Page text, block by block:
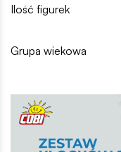
Ilość figurek
Grupa wiekowa